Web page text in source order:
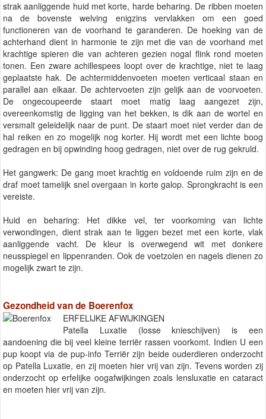
strak aanliggende huid met korte, harde beharing. De ribben moeten
na de bovenste welving enigzins vervlakken om een goed
functioneren van de voorhand te garanderen. De hoeking van de
achterhand dient in harmonie te zijn met die van de voorhand met
krachtige spieren die van achteren gezien nogal flink rond moeten
tonen. Een zware achillespees loopt over de krachtige, niet te laag
geplaatste hak. De achtermiddenvoeten moeten verticaal staan en
parallel aan elkaar. De achtervoeten zijn gelijk aan de voorvoeten.
De ongecoupeerde staart moet matig laag aangezet zijn,
overeenkomstig de ligging van het bekken, is dik aan de wortel en
versmalt geleidelijk naar de punt. De staart moet niet verder dan de
hal reiken en zo mogelijk nog korter. Hij wordt met een lichte boog
gedragen en bij opwinding hoog gedragen, niet over de rug gekruld.
Het gangwerk: De gang moet krachtig en voldoende ruim zijn en de
draf moet tamelijk snel overgaan in korte galop. Sprongkracht is een
vereiste.
Huid en beharing: Het dikke vel, ter voorkoming van lichte
verwondingen, dient strak aan te liggen bezet met een korte, vlak
aanliggende vacht. De kleur is overwegend wit met donkere
neusspiegel en lippenranden. Ook de voetzolen en nagels dienen zo
mogelijk zwart te zijn.
Gezondheid van de Boerenfox
ERFELIJKE AFWIJKINGEN
Patella Luxatie (losse knieschijven) is een
aandoening die bij veel kleine terriër rassen voorkomt. Indien U een
pup koopt via de pup-info Terriër zijn beide ouderdieren onderzocht
op Patella Luxatie, en zij moeten hier vrij van zijn. Tevens worden zij
onderzocht op erfelijke oogafwijkingen zoals lensluxatie en cataract
en moeten hier vrij van zijn.